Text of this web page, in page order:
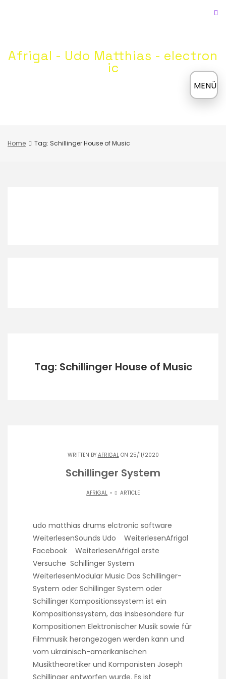
Afrigal - Udo Matthias - electron
ic
Home Tag: Schillinger House of Music
≡
Tag: Schillinger House of Music
WRITTEN BY AFRIGALON 25/11/2020
Schillinger System
AFRIGAL ARTICLE
udo matthias drums elctronic software
WeiterlesenSounds Udo WeiterlesenAfrigal
Facebook WeiterlesenAfrigal erste
Versuche Schillinger System
WeiterlesenModular Music Das Schillinger-
System oder Schillinger System oder
Schillinger Kompositionssystem ist ein
Kompositionssystem, das insbesondere für
Kompositionen Elektronischer Musik sowie für
Filmmusik herangezogen werden kann und
vom ukrainisch-amerikanischen
Musiktheoretiker und Komponisten Joseph
Schillinger entworfen wurde. Es ist
MENÜ